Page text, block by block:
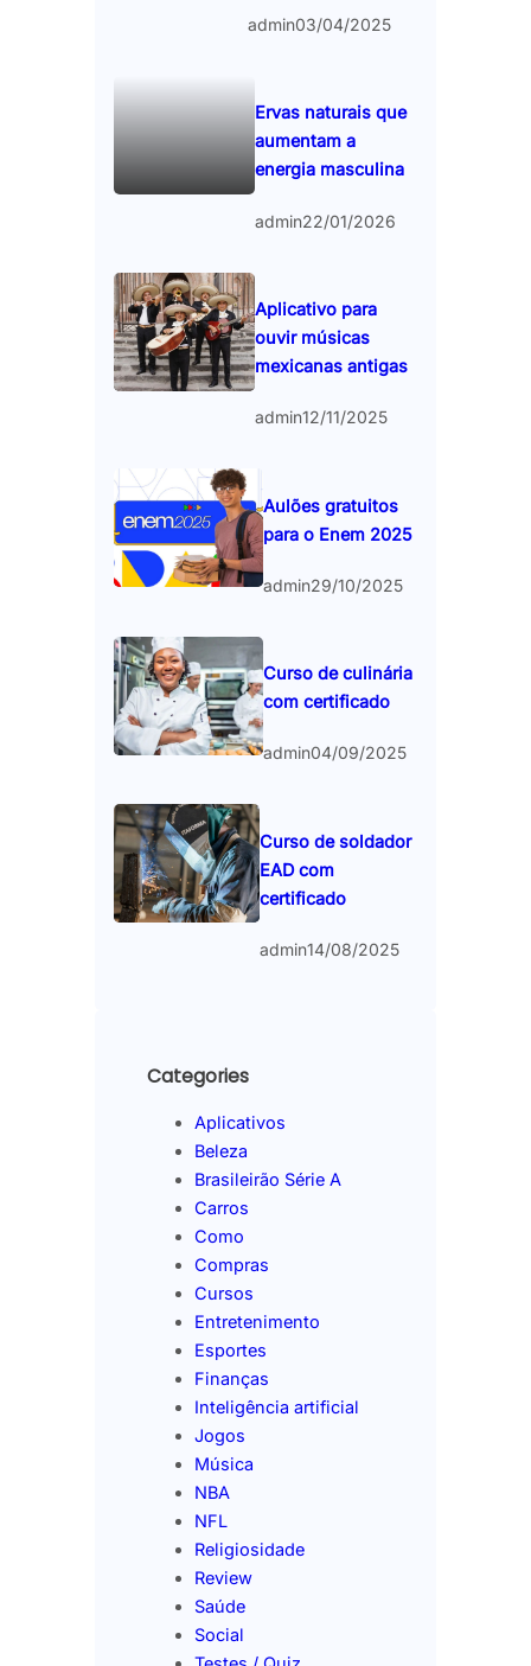
admin03/04/2025
Ervas naturais que
aumentam a
energia masculina
admin22/01/2026
Aplicativo para
ouvir músicas
mexicanas antigas
admin12/11/2025
Aulões gratuitos
para o Enem 2025
admin29/10/2025
Curso de culinária
com certificado
admin04/09/2025
Curso de soldador
EAD com
certificado
admin14/08/2025
Categories
Aplicativos
Beleza
Brasileirão Série A
Carros
Como
Compras
Cursos
Entretenimento
Esportes
Finanças
Inteligência artificial
Jogos
Música
NBA
NFL
Religiosidade
Review
Saúde
Social